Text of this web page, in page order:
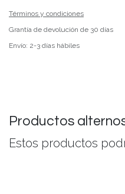
Términos y condiciones
Grantía de devolución de 30 días
Envío: 2-3 días hábiles
Productos
Estos productos